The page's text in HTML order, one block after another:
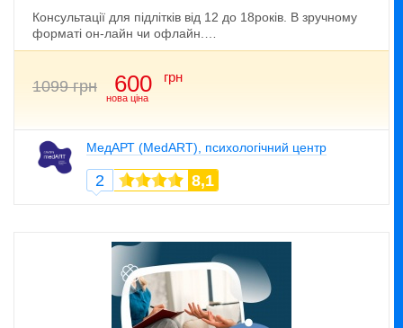
Консультації для підлітків від 12 до 18років. В зручному
форматі он-лайн чи офлайн.…
1099 грн
нова ціна
600 грн
МедАРТ (MedART), психологічний центр
2 8,1